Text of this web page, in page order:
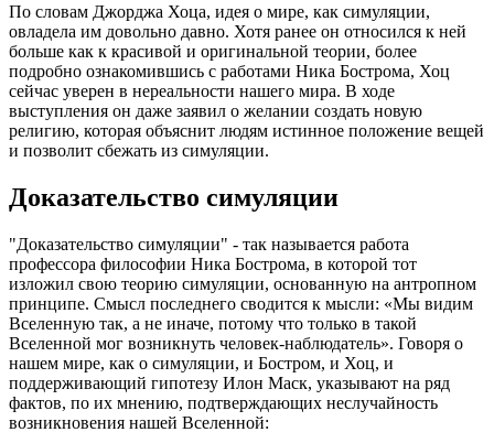
По словам Джорджа Хоца, идея о мире, как симуляции,
овладела им довольно давно. Хотя ранее он относился к ней
больше как к красивой и оригинальной теории, более
подробно ознакомившись с работами Ника Бострома, Хоц
сейчас уверен в нереальности нашего мира. В ходе
выступления он даже заявил о желании создать новую
религию, которая объяснит людям истинное положение вещей
и позволит сбежать из симуляции.
Доказательство симуляции
"Доказательство симуляции" - так называется работа
профессора философии Ника Бострома, в которой тот
изложил свою теорию симуляции, основанную на антропном
принципе. Смысл последнего сводится к мысли: «Мы видим
Вселенную так, а не иначе, потому что только в такой
Вселенной мог возникнуть человек-наблюдатель». Говоря о
нашем мире, как о симуляции, и Бостром, и Хоц, и
поддерживающий гипотезу Илон Маск, указывают на ряд
фактов, по их мнению, подтверждающих неслучайность
возникновения нашей Вселенной: